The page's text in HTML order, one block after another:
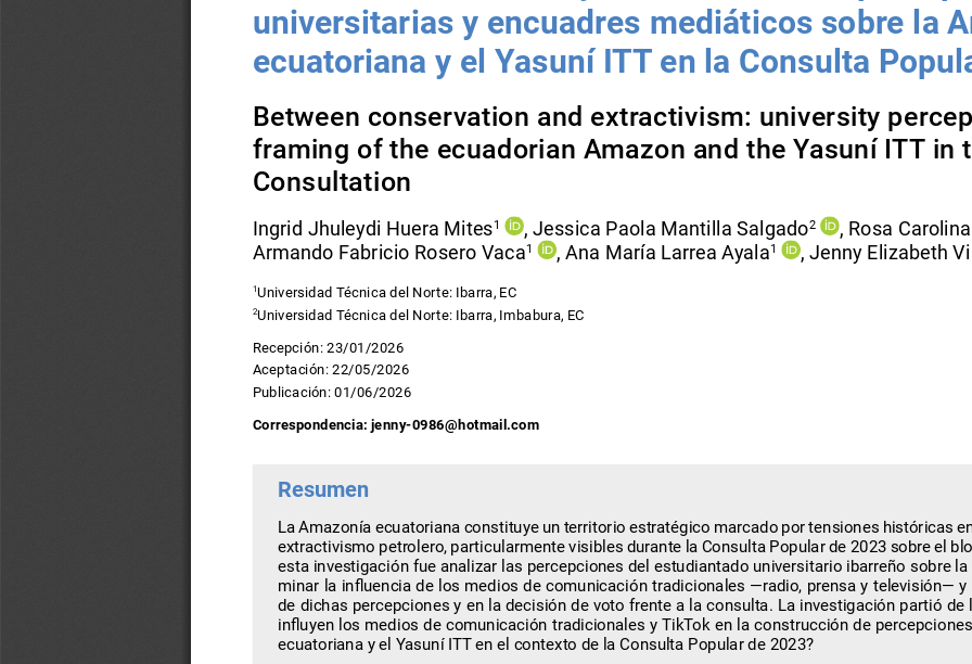
universitarias y encuadres mediáticos sobre la
ecuatoriana y el Yasuní ITT en la Consulta
Between conservation and extractivism: university
framing of the ecuadorian Amazon and the Yasuní ITT in
Consultation
Ingrid Jhuleydi Huera Mites1 , Jessica Paola Mantilla Salgado2 , Rosa
Armando Fabricio Rosero Vaca1 , Ana María Larrea Ayala 1 , Jenny Elizabeth
1Universidad Técnica del Norte: Ibarra, EC
2Universidad Técnica del Norte: Ibarra, Imbabura, EC
Recepción: 23/01/2026
Aceptación: 22/05/2026
Publicación: 01/06/2026
Correspondencia: jenny-0986@hotmail.com
Resumen
La Amazonía ecuatoriana constituye un territorio estratégico marcado por tensiones históricas
extractivismo petrolero, particularmente visibles durante la Consulta Popular de 2023 sobre el
esta investigación fue analizar las percepciones del estudiantado universitario ibarreño sobre
minar la influencia de los medios de comunicación tradicionales —radio, prensa y televisión—
de dichas percepciones y en la decisión de voto frente a la consulta. La investigación partió de
influyen los medios de comunicación tradicionales y TikTok en la construcción de
ecuatoriana y el Yasuní ITT en el contexto de la Consulta Popular de 2023?